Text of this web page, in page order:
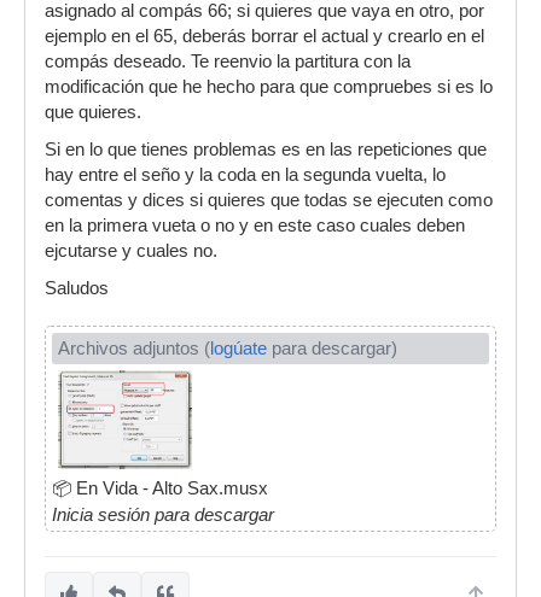
asignado al compás 66; si quieres que vaya en otro, por
ejemplo en el 65, deberás borrar el actual y crearlo en el
compás deseado. Te reenvio la partitura con la
modificación que he hecho para que compruebes si es lo
que quieres.
Si en lo que tienes problemas es en las repeticiones que
hay entre el seño y la coda en la segunda vuelta, lo
comentas y dices si quieres que todas se ejecuten como
en la primera vueta o no y en este caso cuales deben
ejcutarse y cuales no.
Saludos
Archivos adjuntos (logúate para descargar)
📦 En Vida - Alto Sax.musx
Inicia sesión para descargar